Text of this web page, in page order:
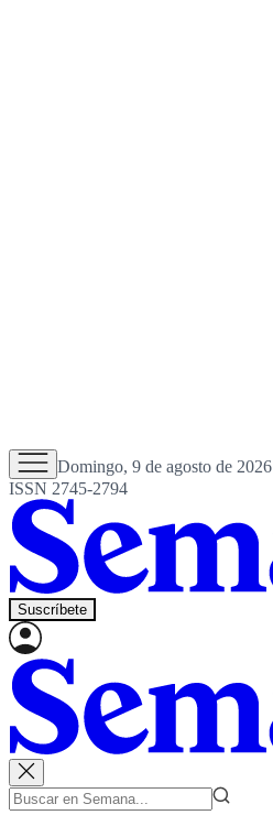
Domingo, 9 de agosto de 2026
ISSN 2745-2794
Suscríbete